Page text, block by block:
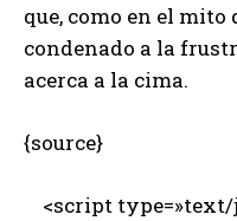
que, como en el mito
condenado a la
acerca a la cima.
{source}
<script type=»text/